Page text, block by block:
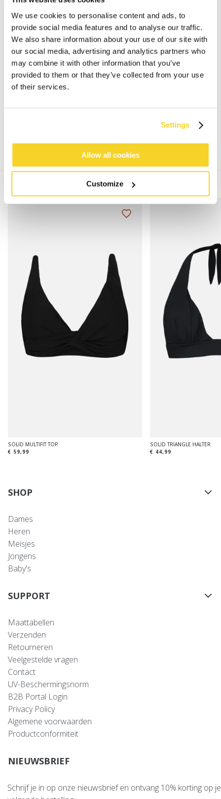
We use cookies to personalise content and ads, to
provide social media features and to analyse our traffic.
We also share information about your use of our site with
our social media, advertising and analytics partners who
may combine it with other information that you’ve
provided to them or that they’ve collected from your use
of their services.
Settings
Allow all cookies
Customize
BESCHRIJVING
Bikinibroekje met middelhoge taille
71% gerecycled polyamide/nylon
Normale beenuitsnijding
Volledige bedekking van de billen
Fancy detail met plooien in de zijnaden
SOLID MULTIFIT TOP
€ 59,99
SOLID TRIANGLE HALTER
€ 44,99
SHOP
Dames
Heren
Meisjes
Jongens
Baby's
SUPPORT
Maattabellen
Verzenden
Retourneren
Veelgestelde vragen
Contact
UV-Beschermingsnorm
B2B Portal Login
Privacy Policy
Algemene voorwaarden
Productconformiteit
NIEUWSBRIEF
Schrijf je in op onze nieuwsbrief en ontvang 10% korting op je